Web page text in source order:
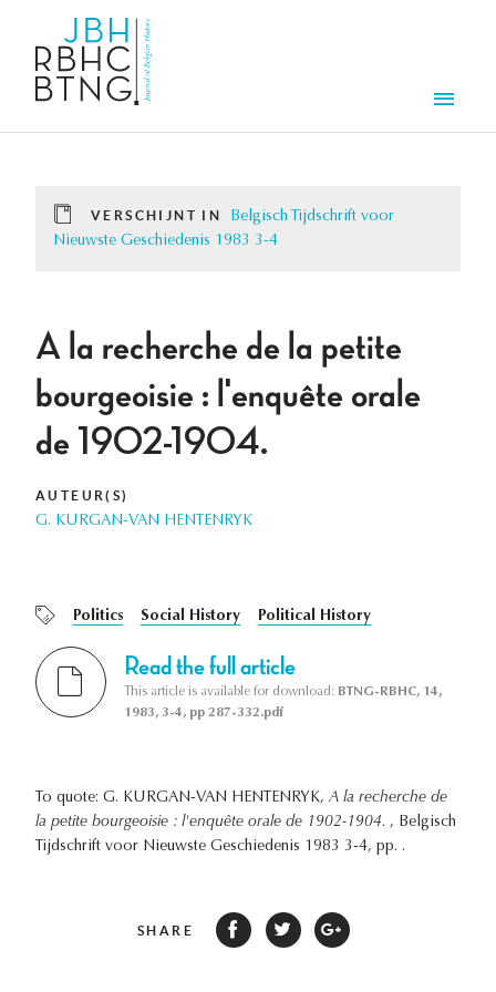
VERSCHIJNT IN
Belgisch Tijdschrift voor
Nieuwste Geschiedenis 1983 3-4
A la recherche de la petite
bourgeoisie : l'enquête orale
de 1902-1904.
AUTEUR(S)
G. KURGAN-VAN HENTENRYK
Politics Social History Political History
Read the full article
This article is available for download: BTNG-RBHC, 14,
1983, 3-4, pp 287-332.pdf
To quote: G. KURGAN-VAN HENTENRYK, A la recherche de
la petite bourgeoisie : l'enquête orale de 1902-1904. , Belgisch
Tijdschrift voor Nieuwste Geschiedenis 1983 3-4, pp. .
SHARE